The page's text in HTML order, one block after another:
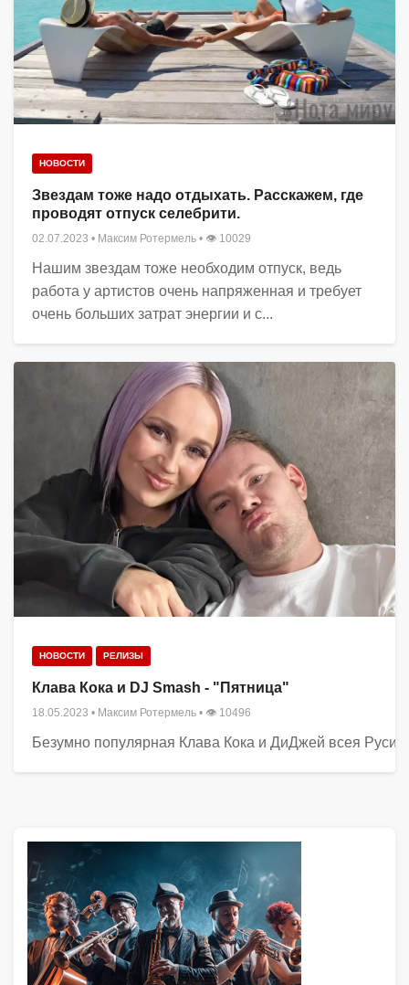
НОВОСТИ
Звездам тоже надо отдыхать. Расскажем, где
проводят отпуск селебрити.
02.07.2023 • Максим Ротермель • 👁 10029
Нашим звездам тоже необходим отпуск, ведь
работа у артистов очень напряженная и требует
очень больших затрат энергии и с...
НОВОСТИ РЕЛИЗЫ
Клава Кока и DJ Smash - "Пятница"
18.05.2023 • Максим Ротермель • 👁 10496
Безумно популярная Клава Кока и ДиДжей всея Руси